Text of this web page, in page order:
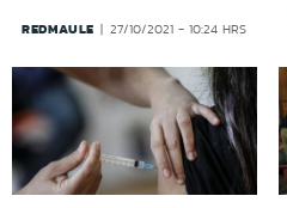
REDMAULE 27/10/2021 - 10:24 HRS